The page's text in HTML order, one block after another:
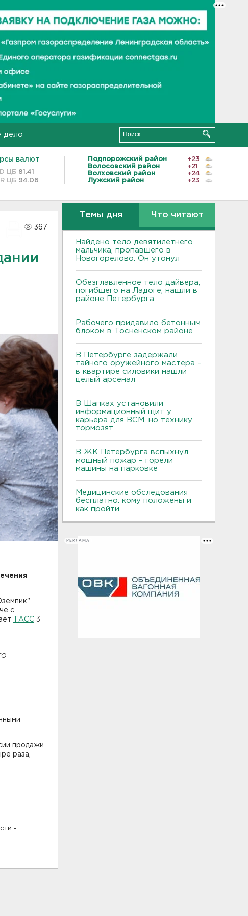
дело
валют
ЦБ 81.41
ЦБ 94.06
Подпорожский район
+23
Волосовский район
+21
Волховский район
+24
Лужский район
+23
367
с
ТАСС 3
продажи
раза,
-
Темы дня Что читают
Найдено тело девятилетнего
мальчика, пропавшего в
Новогорелово. Он утонул
Обезглавленное тело дайвера,
погибшего на Ладоге, нашли в
районе Петербурга
Рабочего придавило бетонным
блоком в Тосненском районе
В Петербурге задержали
тайного оружейного мастера –
в квартире силовики нашли
целый арсенал
В Шапках установили
информационный щит у
карьера для ВСМ, но технику
тормозят
В ЖК Петербурга вспыхнул
мощный пожар – горели
машины на парковке
Медицинские обследования
бесплатно: кому положены и
как пройти
РЕКЛАМА